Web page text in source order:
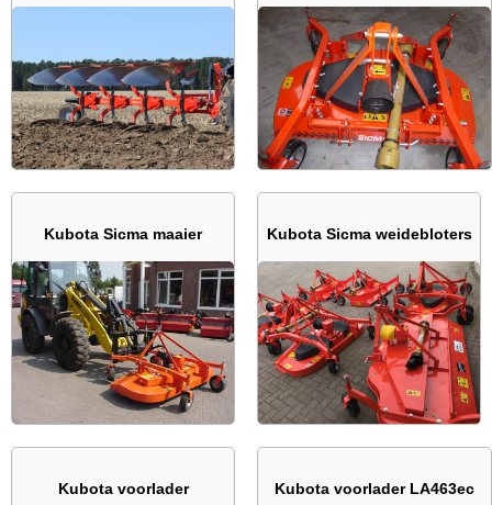
Kubota Sicma maaier Kubota Sicma weidebloters
Kubota voorlader Kubota voorlader LA463ec